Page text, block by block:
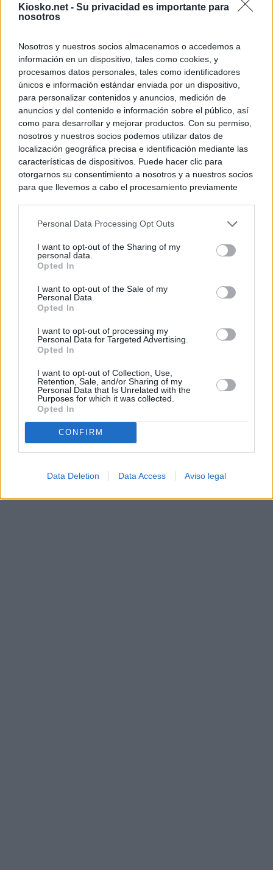
Kiosko.net - Su privacidad es importante para
nosotros
Nosotros y nuestros socios almacenamos o accedemos a
información en un dispositivo, tales como cookies, y
procesamos datos personales, tales como identificadores
únicos e información estándar enviada por un dispositivo,
para personalizar contenidos y anuncios, medición de
anuncios y del contenido e información sobre el público, así
como para desarrollar y mejorar productos. Con su permiso,
nosotros y nuestros socios podemos utilizar datos de
localización geográfica precisa e identificación mediante las
características de dispositivos. Puede hacer clic para
otorgarnos su consentimiento a nosotros y a nuestros socios
para que llevemos a cabo el procesamiento previamente
negar su consentimiento. Tenga en cuenta que algún
de su consentimiento, pero usted tiene el derecho de
rechazar tal procesamiento. Sus preferencias se aplicarán
cualquier momento entrando de nuevo en este sitio web o
visitando nuestra política de privacidad.
Personal Data Processing Opt Outs
I want to opt-out of the Sharing of my
personal data.
Opted In
I want to opt-out of the Sale of my
Personal Data.
Opted In
I want to opt-out of processing my
Personal Data for Targeted Advertising.
Opted In
I want to opt-out of Collection, Use,
Retention, Sale, and/or Sharing of my
Personal Data that Is Unrelated with the
Purposes for which it was collected.
Opted In
CONFIRM
Data Deletion Data Access Aviso legal
personas se
© Kiosko.net Aviso Legal Privacidad y Cookies